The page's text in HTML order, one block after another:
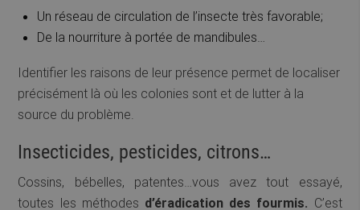
Un réseau de circulation de l’insecte très favorable;
De la nourriture à portée de mandibules…
Identifier les raisons de leur présence permet de localiser
précisément là où les colonies sont et de lutter à la
source du problème.
Insecticides, pesticides, citrons…
Cossins, bébelles, patentes…vous avez tout essayé,
toutes les méthodes d’éradication des fourmis. C’est